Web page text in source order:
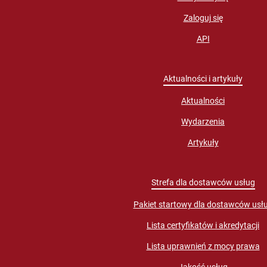
Zaloguj się
API
Aktualności i artykuły
Aktualności
Wydarzenia
Artykuły
Strefa dla dostawców usług
Pakiet startowy dla dostawców
Lista certyfikatów i akredytacji
Lista uprawnień z mocy prawa